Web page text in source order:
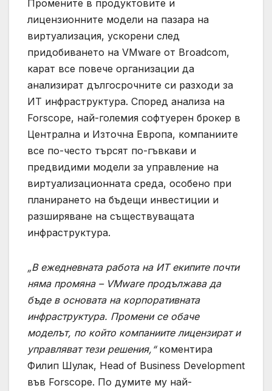
Промените в продуктовите и
лицензионните модели на пазара на
виртуализация, ускорени след
придобиването на VMware от Broadcom,
карат все повече организации да
анализират дългосрочните си разходи за
ИТ инфраструктура. Според анализа на
Forscope, най-големия софтуерен брокер в
Централна и Източна Европа, компаниите
все по-често търсят по-гъвкави и
предвидими модели за управление на
виртуализационната среда, особено при
планирането на бъдещи инвестиции и
разширяване на съществуващата
инфраструктура.
„В ежедневната работа на ИТ екипите почти
няма промяна – VMwareпродължава да
бъде в основата на корпоративната
инфраструктура. Промени се обаче
моделът, по който компаниите лицензират и
управляват тези решения,“коментира
Филип Шулак, Head of Business Development
във Forscope. По думите му най-